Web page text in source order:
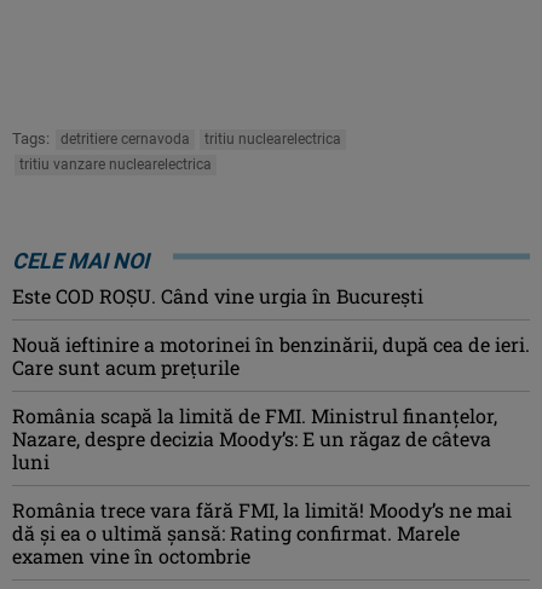
Tags: detritiere cernavoda
tritiu nuclearelectrica
tritiu vanzare nuclearelectrica
CELE MAI NOI
Este COD ROŞU. Când vine urgia în Bucureşti
Nouă ieftinire a motorinei în benzinării, după cea de ieri.
Care sunt acum prețurile
România scapă la limită de FMI. Ministrul finanțelor,
Nazare, despre decizia Moody’s: E un răgaz de câteva
luni
România trece vara fără FMI, la limită! Moody’s ne mai
dă și ea o ultimă șansă: Rating confirmat. Marele
examen vine în octombrie